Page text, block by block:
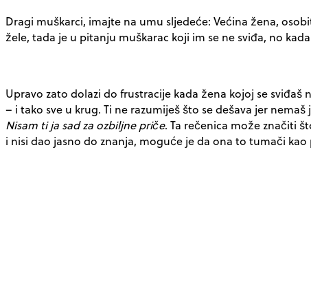
Dragi muškarci, imajte na umu sljedeće: Većina žena,
žele, tada je u pitanju muškarac koji im se ne sviđa, no
Upravo zato dolazi do frustracije kada žena kojoj se
– i tako sve u krug. Ti ne razumiješ što se dešava jer
Nisam ti ja sad za ozbiljne priče. Ta rečenica može značiti
i nisi dao jasno do znanja, moguće je da ona to tumači